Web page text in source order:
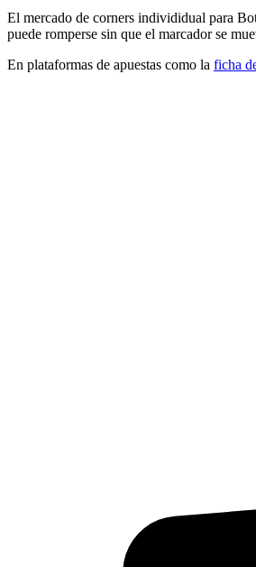
El mercado de corners individidual para
puede romperse sin que el marcador se
En plataformas de apuestas como la ficha